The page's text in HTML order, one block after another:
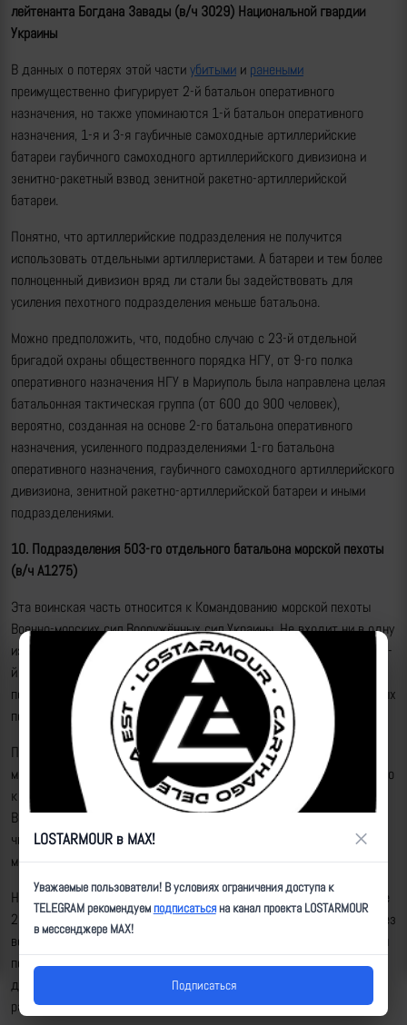
лейтенанта Богдана Завады (в/ч 3029) Национальной гвардии
Украины
В данных о потерях этой частиубитыми и ранеными
преимущественно фигурирует 2-й батальон оперативного
назначения, но также упоминаются 1-й батальон оперативного
назначения, 1-я и 3-я гаубичные самоходные артиллерийские
батареи гаубичного самоходного артиллерийского дивизиона и
зенитно-ракетный взвод зенитной ракетно-артиллерийской
батареи.
Понятно, что артиллерийские подразделения не получится
использовать отдельными артиллеристами. А батареи и тем более
полноценный дивизион вряд ли стали бы задействовать для
усиления пехотного подразделения меньше батальона.
Можно предположить, что, подобно случаю с 23-й отдельной
бригадой охраны общественного порядка НГУ, от 9-го полка
оперативного назначения НГУ в Мариуполь была направлена целая
батальонная тактическая группа (от 600 до 900 человек),
вероятно, созданная на основе 2-го батальона оперативного
назначения, усиленного подразделениями 1-го батальона
оперативного назначения, гаубичного самоходного артиллерийского
дивизиона, зенитной ракетно-артиллерийской батареи и иными
подразделениями.
10. Подразделения 503-го отдельного батальона морской пехоты
(в/ч А1275)
Эта воинская часть относится к Командованию морской пехоты
Военно-морских сил Вооружённых сил Украины. Не входит ни в одну
из двух бригад морской пехоты ВМСУ. Батальон состоит из 1-й и 2-
й рот морской пехоты, десантно-штурмовой роты, роты огневой
поддержки, миномётной батареи, разведывательного взвода и иных
подразделений.
Пункт постоянной дислокации 503 обмп — Мариуполь. В феврале-
марте главные силы батальона действовали возле Верхнеторецкого
к северу от Донецка, затем — в районе между Волновахой и
Великой Новосёлкой (понеся, кстати, значительные потери, в том
числе там погибли командир батальона и командир 1-й роты
морской пехоты).
Некоторая часть батальона осталась в ППД. Установлено не менее
28 имён военнослужащих 503 обмп, убитых, раненых, пропавших без
вести или взятых в плен в Мариуполе. Они относились к различным
подразделениям батальона: той или иной роте морской пехоты,
десантно-штурмовой роте, роте огневой поддержки,
разведывательному взводу.
LOSTARMOUR в MAX! ×
Уважаемые пользователи! В условиях ограничения доступа к
TELEGRAM рекомендуемподписатьсяна канал проекта LOSTARMOUR
в мессенджере MAX!
Подписаться